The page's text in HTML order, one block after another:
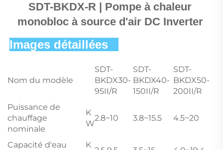
SDT-BKDX-R | Pompe à chaleur
monobloc à source d'air DC Inverter
Images détaillées
Nom du modèle
SDT-
BKDX30-
95II/R
SDT-
BKDX40-
150II/R
SDT-
BKDX50-
200II/R
Puissance de
chauffage
nominale
K
W
2.8~10 3.8~15.5 4.5~20
Capacité d'eau
K